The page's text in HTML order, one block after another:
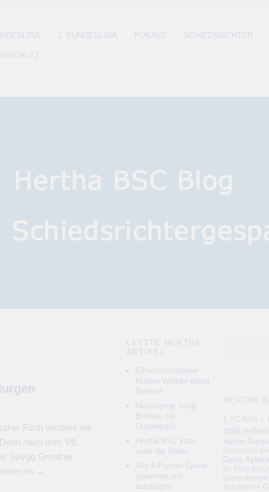
2. BUNDESLIGA POKALE SCHIEDSRICHTER
Fürth verdient mit
nach dem VfL
SpVgg Greuther
→
Einwechselspieler
Marten Winkler erlöst
Berliner
Neuzugang Josip
Brekalo mit
Doppelpack
Hertha BSC kam
unter die Räder
Alle 6-Punkte-Spiele
gewinnen und
aufsteigen
1. FC Köln
1899
Adrian
Dortmund
Deniz Aytekin
Dr. Felix Brych
Lustenberger
Schalke 04